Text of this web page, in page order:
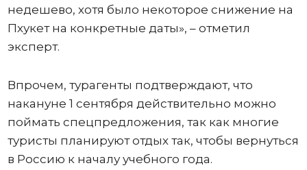
недешево, хотя было некоторое снижение на
Пхукет на конкретные даты», – отметил
эксперт.
Впрочем, турагенты подтверждают, что
накануне 1 сентября действительно можно
поймать спецпредложения, так как многие
туристы планируют отдых так, чтобы вернуться
в Россию к началу учебного года.